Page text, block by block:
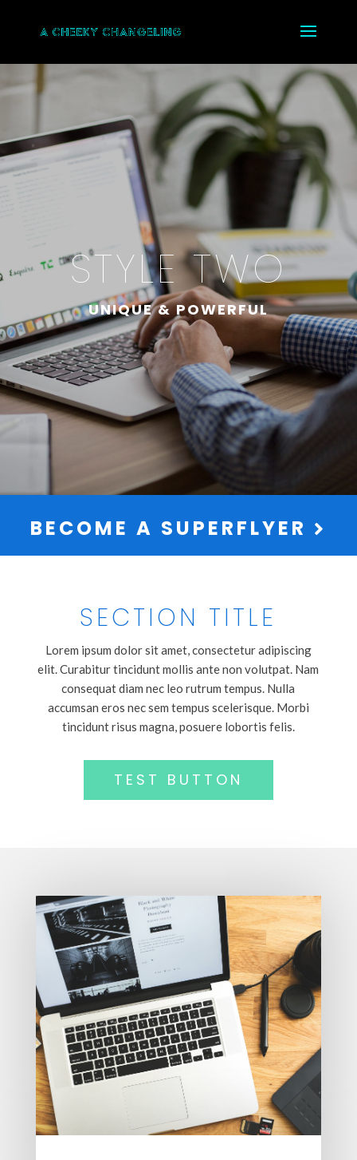
STYLE TWO
UNIQUE & POWERFUL
BECOME A SUPERFLYER
SECTION TITLE
Lorem ipsum dolor sit amet, consectetur adipiscing
elit. Curabitur tincidunt mollis ante non volutpat. Nam
consequat diam nec leo rutrum tempus. Nulla
accumsan eros nec sem tempus scelerisque. Morbi
tincidunt risus magna, posuere lobortis felis.
TEST BUTTON